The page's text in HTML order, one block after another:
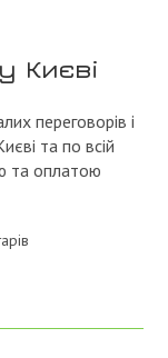
Києві
переговорів і
та по всій
та оплатою